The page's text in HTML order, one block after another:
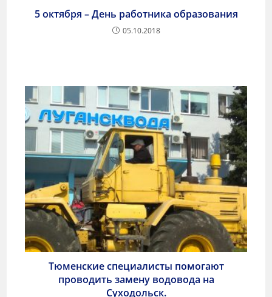
5 октября – День работника образования
05.10.2018
Тюменские специалисты помогают
проводить замену водовода на
Суходольск.